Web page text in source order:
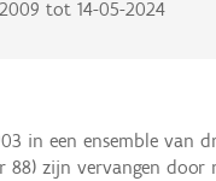
tot 14-05-2024
in een ensemble van
88) zijn vervangen door